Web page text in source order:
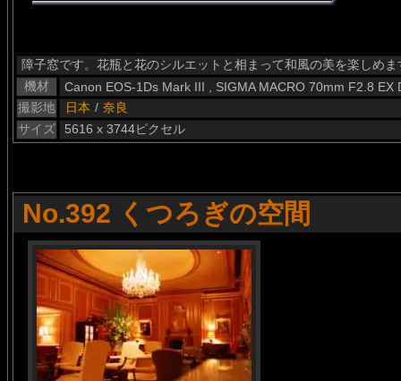
障子窓です。花瓶と花のシルエットと相まって和風の美を楽しめま
機材
Canon EOS-1Ds Mark III , SIGMA MACRO 70mm F2.8 EX
撮影地
日本 / 奈良
サイズ
5616 x 3744ピクセル
No.392 くつろぎの空間